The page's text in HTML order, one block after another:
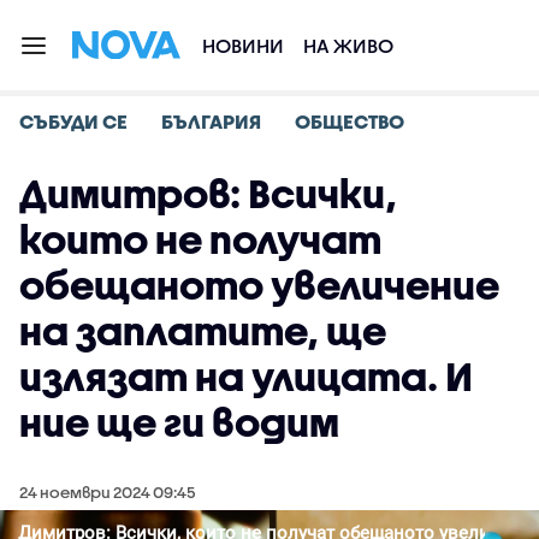
НОВИНИ НА ЖИВО
СЪБУДИ СЕ БЪЛГАРИЯ ОБЩЕСТВО
Димитров: Всички,
които не получат
обещаното увеличение
на заплатите, ще
излязат на улицата. И
ние ще ги водим
24 ноември 2024 09:45